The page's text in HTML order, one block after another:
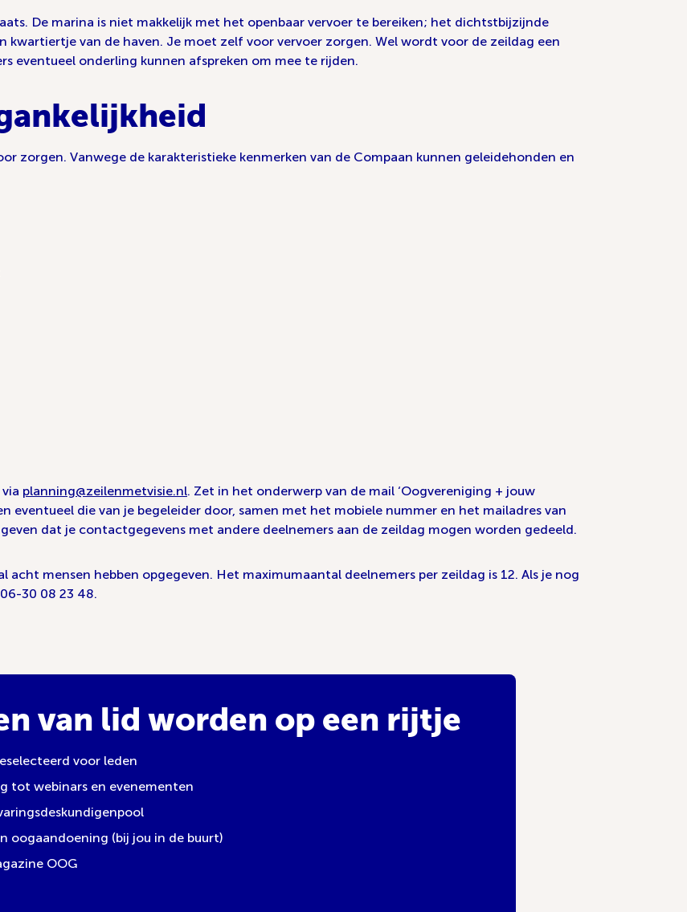
De marina is niet makkelijk met het openbaar vervoer te bereiken; het dichtstbijzijnde
kwartiertje van de haven. Je moet zelf voor vervoer zorgen. Wel wordt voor de zeildag een
eventueel onderling kunnen afspreken om mee te rijden.
zorgen. Vanwege de karakteristieke kenmerken van de Compaan kunnen geleidehonden en
planning@zeilenmetvisie.nl. Zet in het onderwerp van de mail ‘Oogvereniging + jouw
eventueel die van je begeleider door, samen met het mobiele nummer en het mailadres van
dat je contactgegevens met andere deelnemers aan de zeildag mogen worden gedeeld.
mensen hebben opgegeven. Het maximumaantal deelnemers per zeildag is 12. Als je nog
30 08 23 48.
van lid worden op een rijtje
voor leden
tot webinars en evenementen
oogaandoening (bij jou in de buurt)
OOG